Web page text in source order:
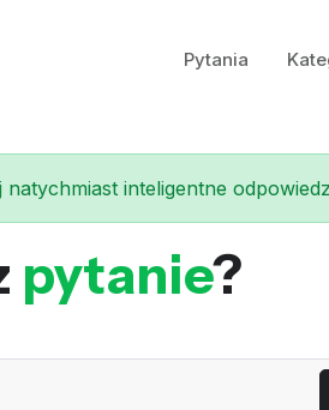
Pytania
inteligentne
pytanie?